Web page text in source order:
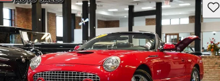
este Aviso